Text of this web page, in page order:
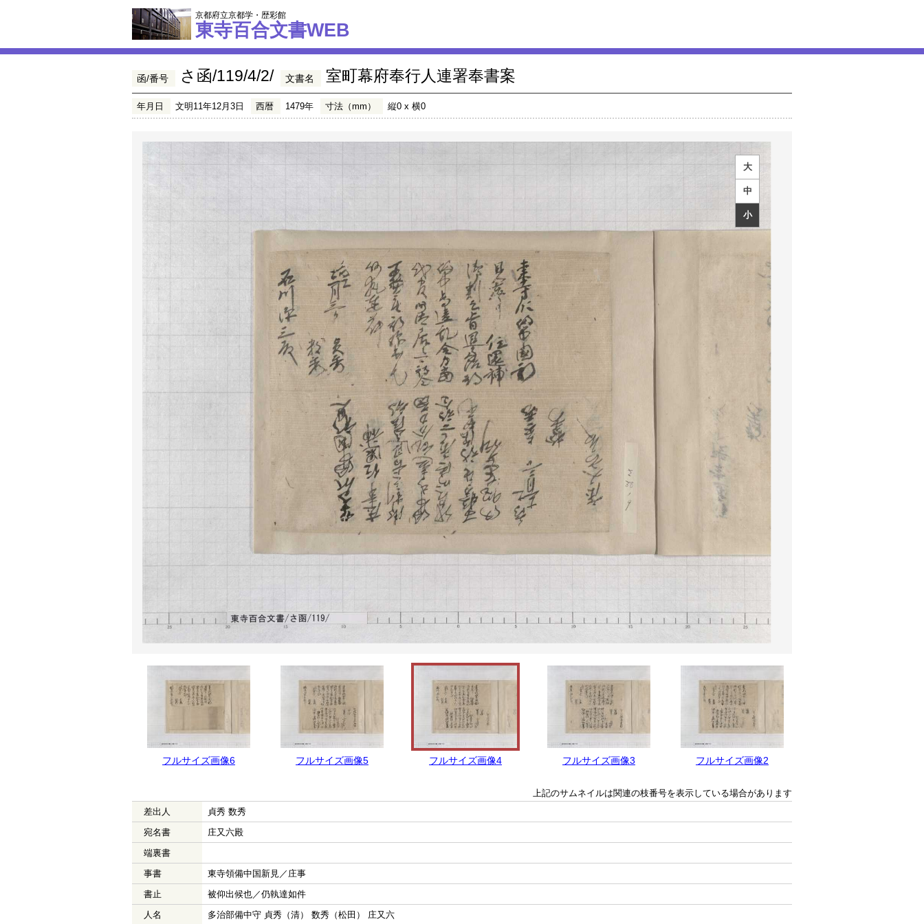
京都府立京都学・歴彩館
東寺百合文書WEB
函/番号 さ函/119/4/2/ 文書名 室町幕府奉行人連署奉書案
年月日 文明11年12月3日 西暦 1479年 寸法（mm） 縦0 x 横0
大
中
小
フルサイズ画像6 フルサイズ画像5 フルサイズ画像4 フルサイズ画像3 フルサイズ画像2
上記のサムネイルは関連の枝番号を表示している場合があります
差出人
貞秀 数秀
宛名書
庄又六殿
端裏書
事書
東寺領備中国新見／庄事
書止
被仰出候也／仍執達如件
人名
多治部備中守 貞秀（清） 数秀（松田） 庄又六